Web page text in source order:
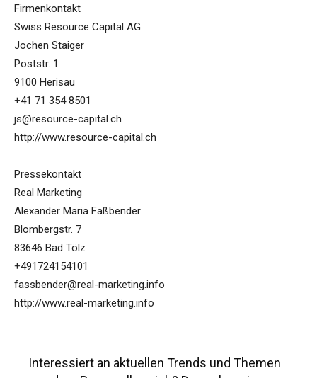
Firmenkontakt
Swiss Resource Capital AG
Jochen Staiger
Poststr. 1
9100 Herisau
+41 71 354 8501
js@resource-capital.ch
http://www.resource-capital.ch
Pressekontakt
Real Marketing
Alexander Maria Faßbender
Blombergstr. 7
83646 Bad Tölz
+491724154101
fassbender@real-marketing.info
http://www.real-marketing.info
Interessiert an aktuellen Trends und Themen